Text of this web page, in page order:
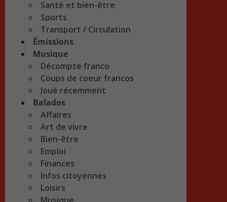
Santé et bien-être
Sports
Transport / Circulation
Émissions
Musique
Décompte franco
Coups de coeur francos
Joué récemment
Balados
Affaires
Art de vivre
Bien-être
Emploi
Finances
Infos citoyennes
Loisirs